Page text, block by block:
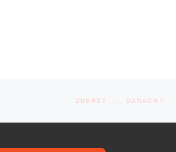
ZUERST ….. DANACH